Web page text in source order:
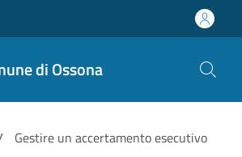
di Ossona
pane
Gestire un accertamento esecutivo